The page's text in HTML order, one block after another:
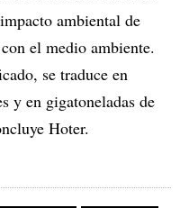
ambiental de
el medio ambiente.
se traduce en
y en gigatoneladas de
Hoter.